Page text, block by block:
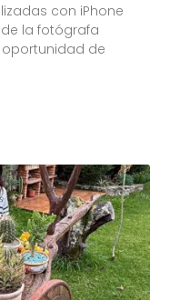
con iPhone
la fotógrafa
oportunidad de